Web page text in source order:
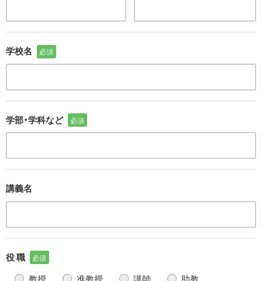
学校名 必須
学部・学科など 必須
講義名
役 職 必須